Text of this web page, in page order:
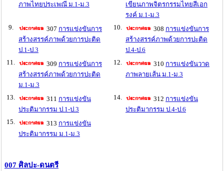
ภาพไทยประเพณี ม.1-ม.3
เขียนภาพจิตรกรรมไทยสีเอก
รงค์ ม.1-ม.3
9.
307 การแข่งขันการ
สร้างสรรค์ภาพด้วยการปะติด
ป.1-ป.3
10. 308 การแข่งขันการ
สร้างสรรค์ภาพด้วยการปะติด
ป.4-ป.6
11.
309 การแข่งขันการ
สร้างสรรค์ภาพด้วยการปะติด
ม.1-ม.3
12. 310 การแข่งขันวาด
ภาพลายเส้น ม.1-ม.3
13. 311 การแข่งขัน
ประติมากรรม ป.1-ป.3
14. 312 การแข่งขัน
ประติมากรรม ป.4-ป.6
15.
313 การแข่งขัน
ประติมากรรม ม.1-ม.3
007 ศิลปะ-ดนตรี